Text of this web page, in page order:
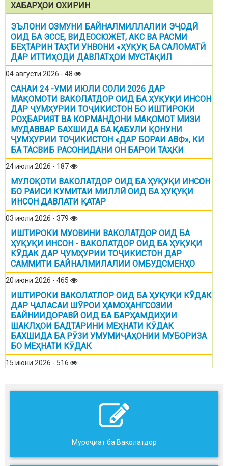
ХАБАРҲОИ ОХИРИН
ЭЪЛОНИ ОЗМУНИ БАЙНАЛМИЛЛАЛИИ ЭҶОДӢ
ОИД БА ЭССЕ, ВИДЕОСЮЖЕТ, АКС ВА РАСМИ
БЕҲТАРИН ТАҲТИ УНВОНИ «ҲУҚУҚ БА САЛОМАТӢ
ДАР ИТТИҲОДИ ДАВЛАТҲОИ МУСТАҚИЛ
04 августи 2026 - 48
САНАИ 24 -УМИ ИЮЛИ СОЛИ 2026 ДАР
МАҚОМОТИ ВАКОЛАТДОР ОИД БА ҲУҚУҚИ ИНСОН
ДАР ҶУМҲУРИИ ТОҶИКИСТОН БО ИШТИРОКИ
РОҲБАРИЯТ ВА КОРМАНДОНИ МАҚОМОТ МИЗИ
МУДАВВАР БАХШИДА БА ҚАБУЛИ ҚОНУНИ
ҶУМҲУРИИ ТОҶИКИСТОН «ДАР БОРАИ АВФ», КИ
БА ТАСВИБ РАСОНИДАНИ ОН БАРОИ ТАҲКИ
24 июли 2026 - 187
МУЛОҚОТИ ВАКОЛАТДОР ОИД БА ҲУҚУҚИ ИНСОН
БО РАИСИ КУМИТАИ МИЛЛӢ ОИД БА ҲУҚУҚИ
ИНСОН ДАВЛАТИ ҚАТАР
03 июли 2026 - 379
ИШТИРОКИ МУОВИНИ ВАКОЛАТДОР ОИД БА
ҲУҚУҚИ ИНСОН - ВАКОЛАТДОР ОИД БА ҲУҚУҚИ
КӮДАК ДАР ҶУМҲУРИИ ТОҶИКИСТОН ДАР
САММИТИ БАЙНАЛМИЛАЛИИ ОМБУДСМЕНҲО
20 июни 2026 - 465
ИШТИРОКИ ВАКОЛАТЛОР ОИД БА ҲУҚУҚИ КӮДАК
ДАР ҶАЛАСАИ ШӮРОИ ҲАМОҲАНГСОЗИИ
БАЙНИИДОРАВӢ ОИД БА БАРҲАМДИҲИИ
ШАКЛҲОИ БАДТАРИНИ МЕҲНАТИ КӮДАК
БАХШИДА БА РӮЗИ УМУМИҶАҲОНИИ МУБОРИЗА
БО МЕҲНАТИ КӮДАК
15 июни 2026 - 516
Муроҷиат ба Ваколатдор